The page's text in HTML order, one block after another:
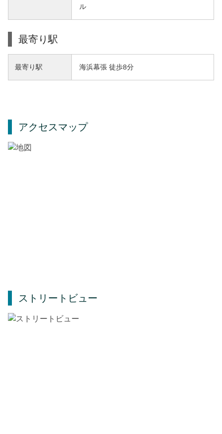
ル
最寄り駅
最寄り駅 海浜幕張 徒歩8分
アクセスマップ
ストリートビュー